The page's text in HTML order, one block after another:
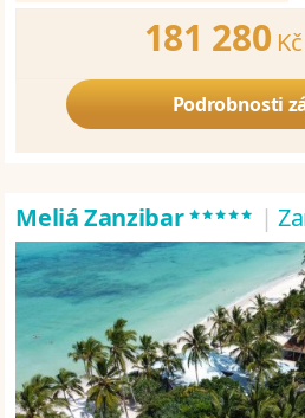
181 280
Podrobnosti
Meliá Zanzibar***** |